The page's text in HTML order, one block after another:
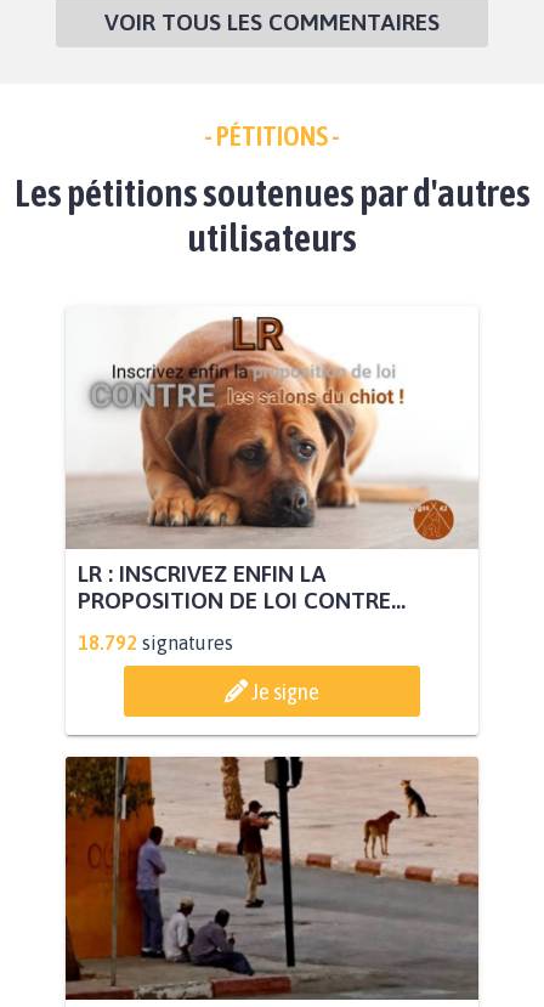
VOIR TOUS LES COMMENTAIRES
- PÉTITIONS -
Les pétitions soutenues par d'autres
utilisateurs
LR : INSCRIVEZ ENFIN LA
PROPOSITION DE LOI CONTRE...
18.792 signatures
Je signe